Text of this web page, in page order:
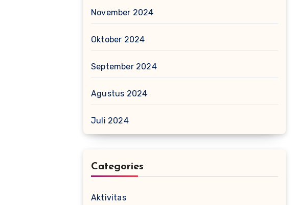
November 2024
Oktober 2024
September 2024
Agustus 2024
Juli 2024
Categories
Aktivitas